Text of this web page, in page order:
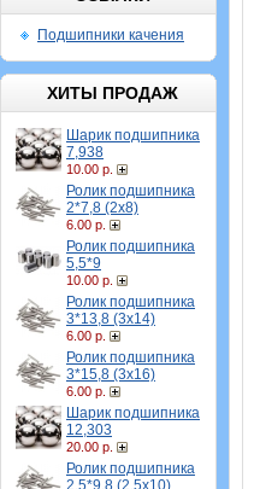
Подшипники качения
ХИТЫ ПРОДАЖ
Шарик подшипника
7,938
10.00 р.
Ролик подшипника
2*7,8 (2х8)
6.00 р.
Ролик подшипника
5,5*9
10.00 р.
Ролик подшипника
3*13,8 (3х14)
6.00 р.
Ролик подшипника
3*15,8 (3х16)
6.00 р.
Шарик подшипника
12,303
20.00 р.
Ролик подшипника
2,5*9,8 (2,5х10)